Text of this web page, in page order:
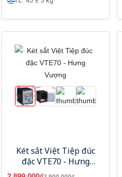
Két sắt Việt Tiệp đúc
đặc VTE70 - Hưng
Vượng